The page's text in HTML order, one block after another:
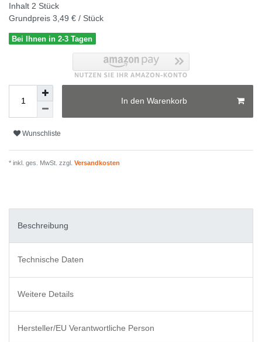
Inhalt 2 Stück
Grundpreis 3,49 € / Stück
Bei Ihnen in 2-3 Tagen
In den Warenkorb
Wunschliste
* inkl. ges. MwSt. zzgl. Versandkosten
Beschreibung
Technische Daten
Weitere Details
Hersteller/EU Verantwortliche Person